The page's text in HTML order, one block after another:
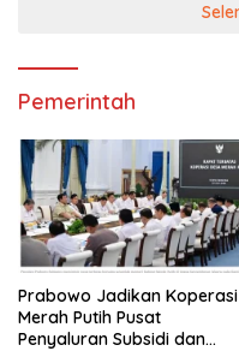
Pemerintah
Prabowo Jadikan Koperasi
Merah Putih Pusat
Penyaluran Subsidi dan